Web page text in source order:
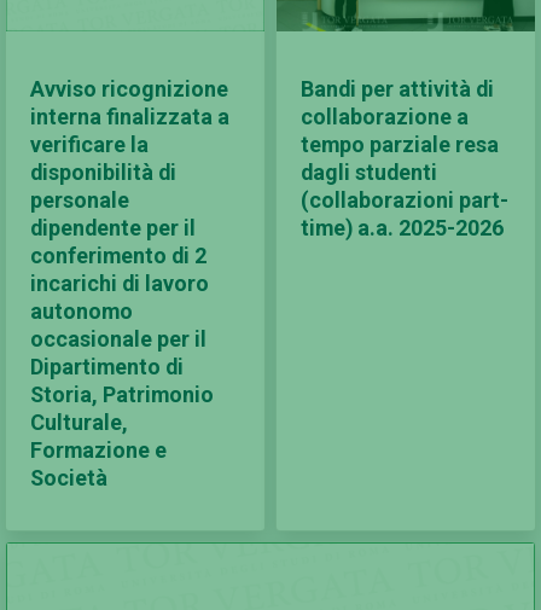
Avviso ricognizione
interna finalizzata a
verificare la
disponibilità di
personale
dipendente per il
conferimento di 2
incarichi di lavoro
autonomo
occasionale per il
Dipartimento di
Storia, Patrimonio
Culturale,
Formazione e
Società
Bandi per attività di
collaborazione a
tempo parziale resa
dagli studenti
(collaborazioni part-
time) a.a. 2025-2026